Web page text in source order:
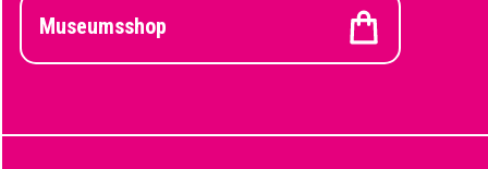
Museumsshop